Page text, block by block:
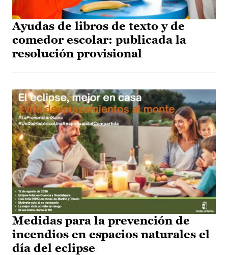
Ayudas de libros de texto y de
comedor escolar: publicada la
resolución provisional
Medidas para la prevención de
incendios en espacios naturales el
día del eclipse